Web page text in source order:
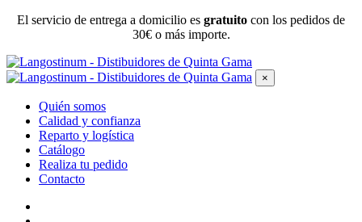
El servicio de entrega a domicilio es gratuito con los pedidos de
30€ o más importe.
×
Quién somos
Calidad y confianza
Reparto y logística
Catálogo
Realiza tu pedido
Contacto